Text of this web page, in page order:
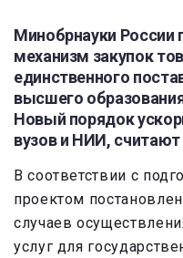
Минобрнауки России
механизм закупок
единственного
высшего
Новый порядок
вузов и НИИ,
В соответствии с
проектом
случаев
услуг для